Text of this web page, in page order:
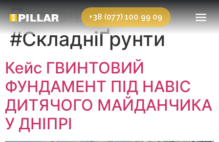
+38 (077) 100 99 09
Позначка:
#СкладніҐрунти
Кейс ГВИНТОВИЙ
ФУНДАМЕНТ ПІД НАВІС
ДИТЯЧОГО МАЙДАНЧИКА
У ДНІПРІ